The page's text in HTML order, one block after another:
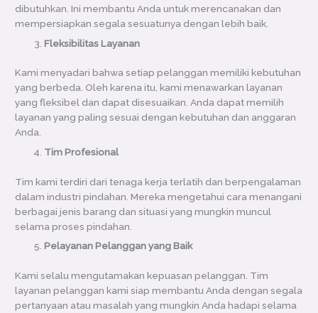
dibutuhkan. Ini membantu Anda untuk merencanakan dan
mempersiapkan segala sesuatunya dengan lebih baik.
Fleksibilitas Layanan
Kami menyadari bahwa setiap pelanggan memiliki kebutuhan
yang berbeda. Oleh karena itu, kami menawarkan layanan
yang fleksibel dan dapat disesuaikan. Anda dapat memilih
layanan yang paling sesuai dengan kebutuhan dan anggaran
Anda.
Tim Profesional
Tim kami terdiri dari tenaga kerja terlatih dan berpengalaman
dalam industri pindahan. Mereka mengetahui cara menangani
berbagai jenis barang dan situasi yang mungkin muncul
selama proses pindahan.
Pelayanan Pelanggan yang Baik
Kami selalu mengutamakan kepuasan pelanggan. Tim
layanan pelanggan kami siap membantu Anda dengan segala
pertanyaan atau masalah yang mungkin Anda hadapi selama